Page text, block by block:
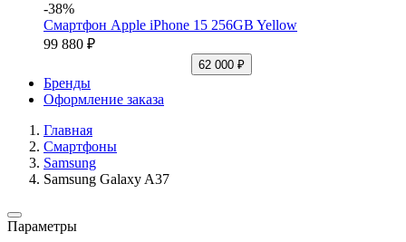
-38%
Смартфон Apple iPhone 15 256GB Yellow
99 880 ₽
62 000 ₽
Бренды
Оформление заказа
Главная
Смартфоны
Samsung
Samsung Galaxy A37
Параметры